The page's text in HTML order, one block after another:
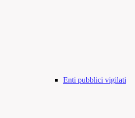
Enti pubblici vigilati